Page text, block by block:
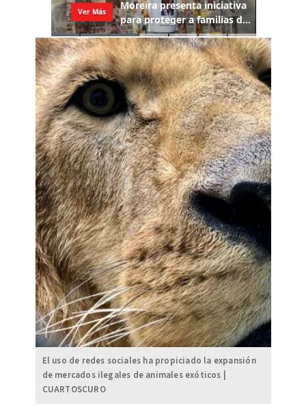
El uso de redes sociales ha propiciado la expansión
de mercados ilegales de animales exóticos |
CUARTOSCURO